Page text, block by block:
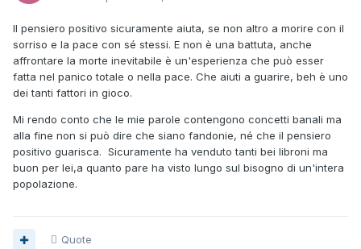
Il pensiero positivo sicuramente aiuta, se non altro a morire con il
sorriso e la pace con sé stessi. E non è una battuta, anche
affrontare la morte inevitabile è un'esperienza che può esser
fatta nel panico totale o nella pace. Che aiuti a guarire, beh è uno
dei tanti fattori in gioco.
Mi rendo conto che le mie parole contengono concetti banali ma
alla fine non si può dire che siano fandonie, né che il pensiero
positivo guarisca. Sicuramente ha venduto tanti bei libroni ma
buon per lei,a quanto pare ha visto lungo sul bisogno di un'intera
popolazione.
Quote